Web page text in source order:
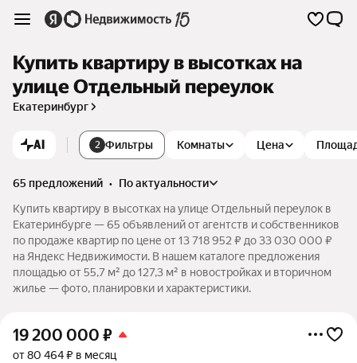
Купить квартиру в высотках на
улице Отдельный переулок
Екатеринбург
AI 2 Фильтры Комнаты Цена
65 предложений •
по актуальности
Купить квартиру в высотках на улице Отдельный переулок в
Екатеринбурге — 65 объявлений от агентств и собственников
по продаже квартир по цене от 13 718 952 ₽ до 33 030 000 ₽
на Яндекс Недвижимости. В нашем каталоге предложения
площадью от 55,7 м² до 127,3 м² в новостройках и вторичном
жилье — фото, планировки и характеристики.
19 200 000 ₽
от 80 464 ₽ в месяц